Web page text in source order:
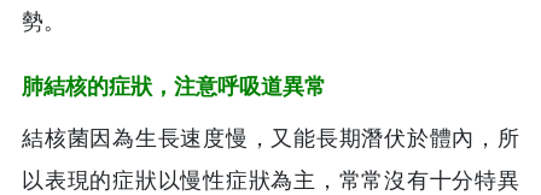
勢。
肺結核的症狀，注意呼吸道異常
結核菌因為生長速度慢，又能長期潛伏於體內，所
以表現的症狀以慢性症狀為主，常常沒有十分特異